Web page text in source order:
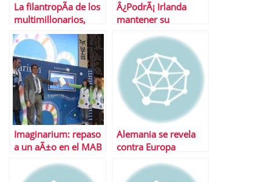
La filantropÃ­a de los
multimillonarios,
bajo lupa
Â¿PodrÃ¡ Irlanda
mantener su
so fiscal tras el
rescate?
Imaginarium: repaso
a un aÃ±o en el MAB
Alemania se revela
contra Europa